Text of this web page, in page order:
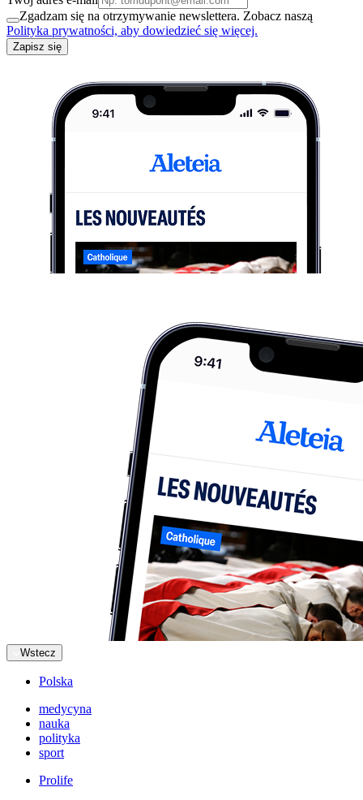
Zgadzam się na otrzymywanie newslettera. Zobacz naszą
Polityka prywatności, aby dowiedzieć się więcej.
Zapisz się
Wstecz
Polska
medycyna
nauka
polityka
sport
Prolife